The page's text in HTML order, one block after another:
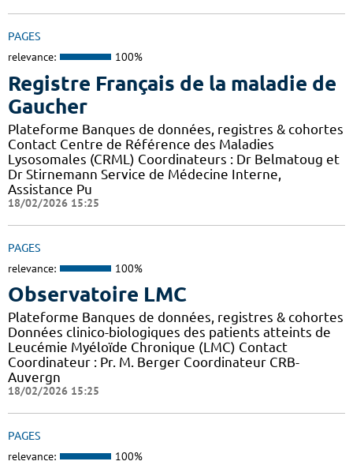
PAGES
relevance: 100%
Registre Français de la maladie de
Gaucher
Plateforme Banques de données, registres & cohortes
Contact Centre de Référence des Maladies
Lysosomales (CRML) Coordinateurs : Dr Belmatoug et
Dr Stirnemann Service de Médecine Interne,
Assistance Pu
18/02/2026 15:25
PAGES
relevance: 100%
Observatoire LMC
Plateforme Banques de données, registres & cohortes
Données clinico-biologiques des patients atteints de
Leucémie Myéloïde Chronique (LMC) Contact
Coordinateur : Pr. M. Berger Coordinateur CRB-
Auvergn
18/02/2026 15:25
PAGES
relevance: 100%